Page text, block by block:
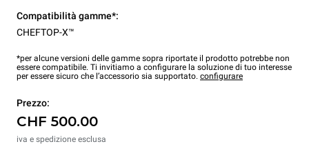
Compatibilità gamme*:
CHEFTOP-X™
*per alcune versioni delle gamme sopra riportate il prodotto potrebbe non
essere compatibile. Ti invitiamo a configurare la soluzione di tuo interesse
per essere sicuro che l’accessorio sia supportato. configurare
Prezzo:
CHF 500.00
iva e spedizione esclusa